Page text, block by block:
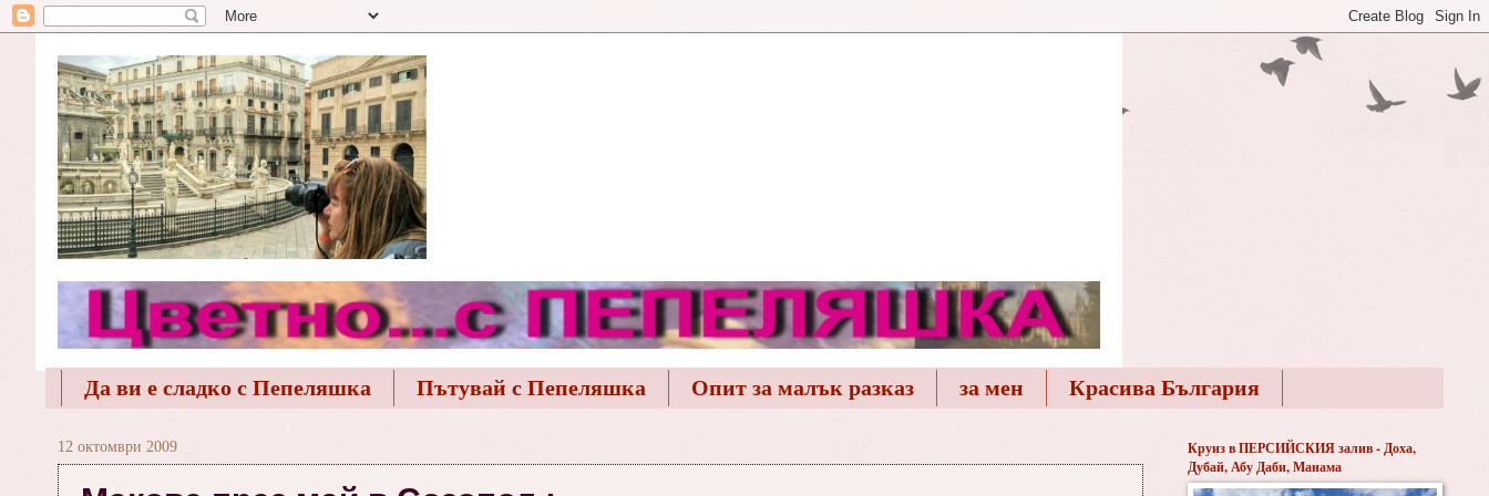
Да ви е сладко с Пепеляшка Пътувай с Пепеляшка Опит за малък разказ за мен Красива България
12 октомври 2009
Круиз в ПЕРСИЙСКИЯ залив - Доха,
Дубай, Абу Даби, Манама